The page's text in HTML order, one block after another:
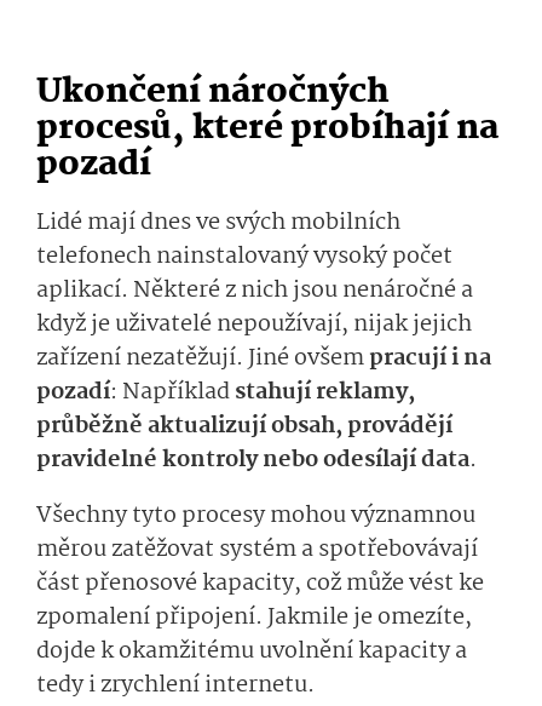
Ukončení náročných
procesů, které probíhají na
pozadí
Lidé mají dnes ve svých mobilních
telefonech nainstalovaný vysoký počet
aplikací. Některé z nich jsou nenáročné a
když je uživatelé nepoužívají, nijak jejich
zařízení nezatěžují. Jiné ovšempracují i na
pozadí: Napříkladstahují reklamy,
průběžně aktualizují obsah, provádějí
pravidelné kontroly nebo odesílají data.
Všechny tyto procesy mohou významnou
měrou zatěžovat systém a spotřebovávají
část přenosové kapacity, což může vést ke
zpomalení připojení. Jakmile je omezíte,
dojde k okamžitému uvolnění kapacity a
tedy i zrychlení internetu.